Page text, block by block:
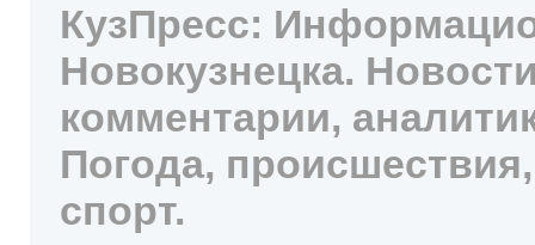
КузПресс:
Новокузнецка.
комментарии,
Погода,
спорт.